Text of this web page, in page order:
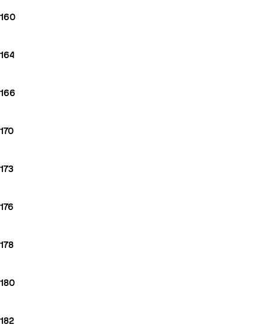
160
164
166
170
173
176
178
180
182